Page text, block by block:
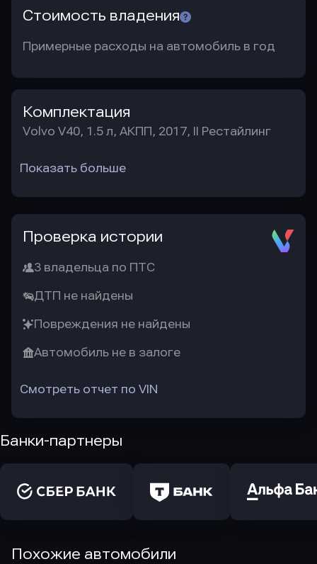
Стоимость владения
Примерные расходы на автомобиль в год
Комплектация
Volvo V40, 1.5 л, АКПП, 2017, II Рестайлинг
Показать больше
Проверка истории
3 владельца по ПТС
ДТП не найдены
Повреждения не найдены
Автомобиль не в залоге
Смотреть отчет по VIN
Банки-партнеры
Похожие автомобили